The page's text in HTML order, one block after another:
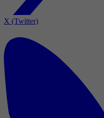
X (Twitter)